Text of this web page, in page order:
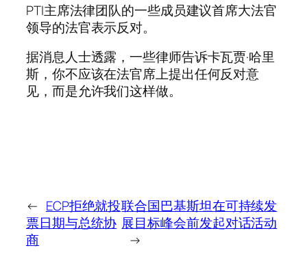
PTI主席法律团队的一些成员建议首席大法官
领导的法官表示反对。
据消息人士透露，一些律师告诉卡瓦贾·哈里
斯，你不应该在法官席上提出任何反对意
见，而是允许我们这样做。
← ECP拒绝就投
票日期与总统协
商
联合国巴基斯坦在可持续发
展目标峰会前发起对话活动
→